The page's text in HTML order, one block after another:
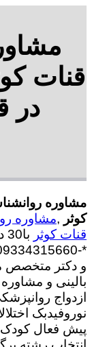
قنات
در
مشاوره
کوثر ,مشاوره
قنات کوثر
و دکتر متخصص
بالینی و
ازدواج
نوروفیدبک
پیش فعال کودک